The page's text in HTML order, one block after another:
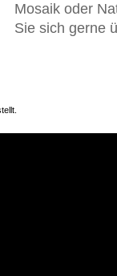
Mosaik oder
Sie sich gerne